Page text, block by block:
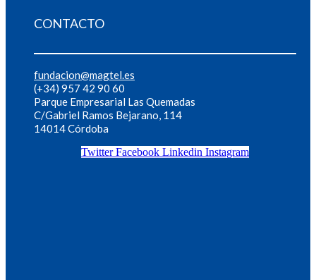
CONTACTO
fundacion@magtel.es
(+34) 957 42 90 60
Parque Empresarial Las Quemadas
C/Gabriel Ramos Bejarano, 114
14014 Córdoba
Twitter Facebook Linkedin Instagram